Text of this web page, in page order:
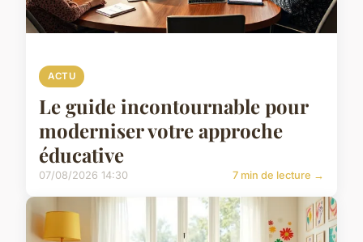
ACTU
Le guide incontournable pour
moderniser votre approche
éducative
07/08/2026 14:30 7 min de lecture →